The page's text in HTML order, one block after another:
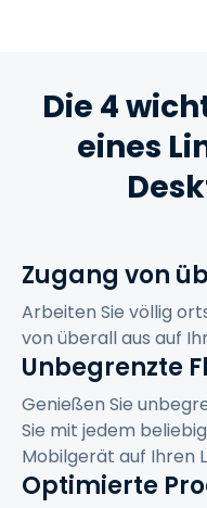
Die 4
eines
Zugang von
Arbeiten Sie völlig
von überall aus auf
Unbegrenzte
Genießen Sie
Sie mit jedem
Mobilgerät auf Ihren
Optimierte